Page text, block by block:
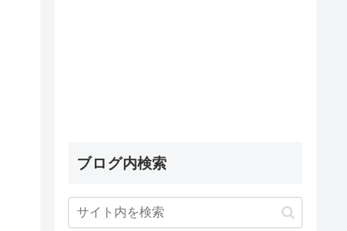
ブログ内検索